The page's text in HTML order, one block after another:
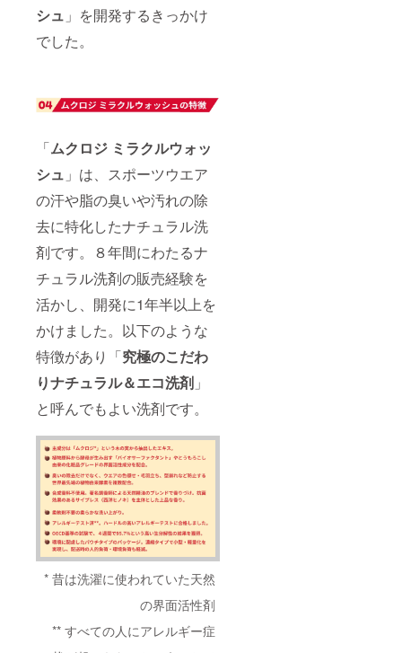
シュ 」を開発するきっかけ
でした。
「ムクロジ ミラクルウォッ
シュ 」は、スポーツウエア
の汗や脂の臭いや汚れの除
去に特化したナチュラル洗
剤です。８年間にわたるナ
チュラル洗剤の販売経験を
活かし、開発に1年半以上を
かけました。以下のような
特徴があり「究極のこだわ
りナチュラル＆エコ洗剤 」
と呼んでもよい洗剤です。
* 昔は洗濯に使われていた天然
の界面活性剤
** すべての人にアレルギー症